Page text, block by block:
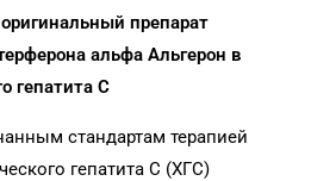
препарат
альфа Альгерон в
гепатита С
стандартам терапией
гепатита C (ХГС)